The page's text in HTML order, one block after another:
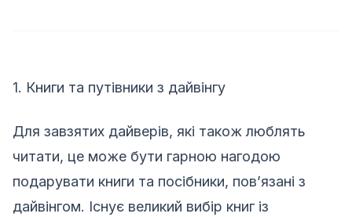
1. Книги та путівники з дайвінгу
Для завзятих дайверів, які також люблять
читати, це може бути гарною нагодою
подарувати книги та посібники, пов’язані з
дайвінгом. Існує великий вибір книг із